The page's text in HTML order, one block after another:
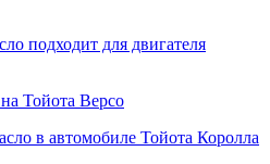
подходит для двигателя
Тойота Версо
в автомобиле Тойота Королла